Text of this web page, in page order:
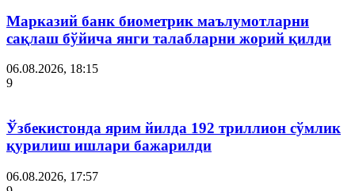
Марказий банк биометрик маълумотларни
сақлаш бўйича янги талабларни жорий қилди
06.08.2026, 18:15
9
Ўзбекистонда ярим йилда 192 триллион сўмлик
қурилиш ишлари бажарилди
06.08.2026, 17:57